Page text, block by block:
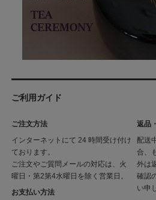
ご利用ガイド
ご注文方法
インターネットにて 24 時間受け付け
ております。
ご注文やご質問メールの対応は、火
曜日・第2第4水曜日を除く営業日。
お支払い方法
返品
配送
合、
外は
確認
い申